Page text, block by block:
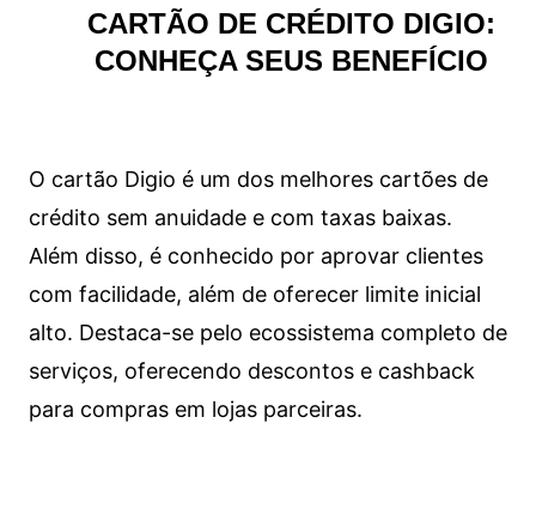
CARTÃO DE CRÉDITO DIGIO:
CONHEÇA SEUS BENEFÍCIO
O cartão Digio é um dos melhores cartões de
crédito sem anuidade e com taxas baixas.
Além disso, é conhecido por aprovar clientes
com facilidade, além de oferecer limite inicial
alto. Destaca-se pelo ecossistema completo de
serviços, oferecendo descontos e cashback
para compras em lojas parceiras.